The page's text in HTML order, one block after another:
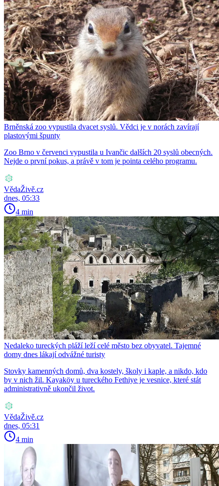
Brněnská zoo vypustila dvacet syslů. Vědci je v norách zavírají
plastovými špunty
Zoo Brno v červenci vypustila u Ivančic dalších 20 syslů obecných.
Nejde o první pokus, a právě v tom je pointa celého programu.
VědaŽivě.cz
dnes, 05:33
4 min
Nedaleko tureckých pláží leží celé město bez obyvatel. Tajemné
domy dnes lákají odvážné turisty
Stovky kamenných domů, dva kostely, školy i kaple, a nikdo, kdo
by v nich žil. Kayaköy u tureckého Fethiye je vesnice, které stát
administrativně ukončil život.
VědaŽivě.cz
dnes, 05:31
4 min